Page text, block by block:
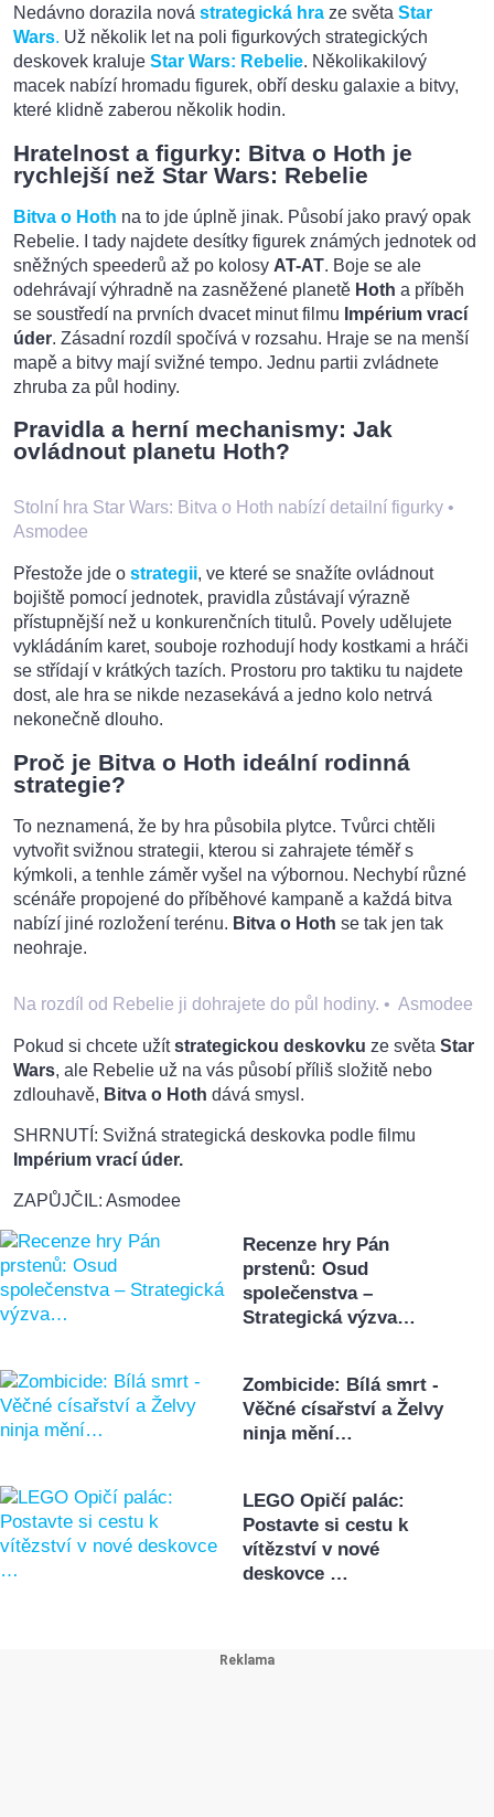
Nedávno dorazila nová strategická hra ze světa Star
Wars. Už několik let na poli figurkových strategických
deskovek kraluje Star Wars: Rebelie. Několikakilový
macek nabízí hromadu figurek, obří desku galaxie a bitvy,
které klidně zaberou několik hodin.
Hratelnost a figurky: Bitva o Hoth je
rychlejší než Star Wars: Rebelie
Bitva o Hoth na to jde úplně jinak. Působí jako pravý opak
Rebelie. I tady najdete desítky figurek známých jednotek od
sněžných speederů až po kolosy AT-AT. Boje se ale
odehrávají výhradně na zasněžené planetě Hoth a příběh
se soustředí na prvních dvacet minut filmu Impérium vrací
úder. Zásadní rozdíl spočívá v rozsahu. Hraje se na menší
mapě a bitvy mají svižné tempo. Jednu partii zvládnete
zhruba za půl hodiny.
Pravidla a herní mechanismy: Jak
ovládnout planetu Hoth?
Stolní hra Star Wars: Bitva o Hoth nabízí detailní figurky •
Asmodee
Přestože jde o strategii, ve které se snažíte ovládnout
bojiště pomocí jednotek, pravidla zůstávají výrazně
přístupnější než u konkurenčních titulů. Povely udělujete
vykládáním karet, souboje rozhodují hody kostkami a hráči
se střídají v krátkých tazích. Prostoru pro taktiku tu najdete
dost, ale hra se nikde nezasekává a jedno kolo netrvá
nekonečně dlouho.
Proč je Bitva o Hoth ideální rodinná
strategie?
To neznamená, že by hra působila plytce. Tvůrci chtěli
vytvořit svižnou strategii, kterou si zahrajete téměř s
kýmkoli, a tenhle záměr vyšel na výbornou. Nechybí různé
scénáře propojené do příběhové kampaně a každá bitva
nabízí jiné rozložení terénu. Bitva o Hoth se tak jen tak
neohraje.
Na rozdíl od Rebelie ji dohrajete do půl hodiny. • Asmodee
Pokud si chcete užítstrategickou deskovku ze světa Star
Wars, ale Rebelie už na vás působí příliš složitě nebo
zdlouhavě, Bitva o Hoth dává smysl.
SHRNUTÍ: Svižná strategická deskovka podle filmu
Impérium vrací úder.
ZAPŮJČIL: Asmodee
Recenze hry Pán
prstenů: Osud
společenstva –
Strategická výzva…
Zombicide: Bílá smrt -
Věčné císařství a Želvy
ninja mění…
LEGO Opičí palác:
Postavte si cestu k
vítězství v nové
deskovce …